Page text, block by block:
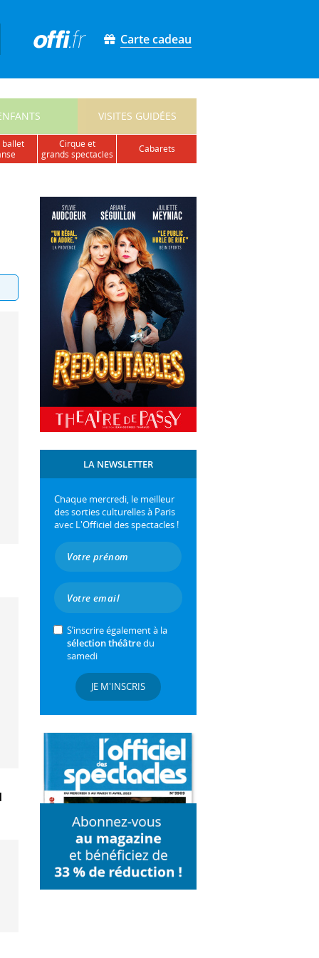
Carte cadeau
VISITES GUIDÉES
ballet
cirque et
grands spectacles
cabarets
LA NEWSLETTER
Chaque mercredi, le meilleur
des sorties culturelles à Paris
avec L'Officiel des spectacles !
S’inscrire également à la
sélection théâtredu
samedi
JE M'INSCRIS